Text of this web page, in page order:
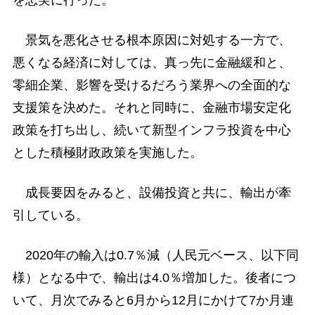
景気を悪化させる根本原因に対処する一方で、
悪くなる経済に対しては、真っ先に金融緩和と、
零細企業、影響を受けるだろう業界への全面的な
支援策を決めた。それと同時に、金融市場安定化
政策を打ち出し、続いて新型インフラ投資を中心
とした積極財政政策を実施した。
成長要因をみると、設備投資と共に、輸出が牽
引している。
2020年の輸入は0.7％減（人民元ベース、以下同
様）となる中で、輸出は4.0％増加した。後者につ
いて、月次でみると6月から12月にかけて7か月連